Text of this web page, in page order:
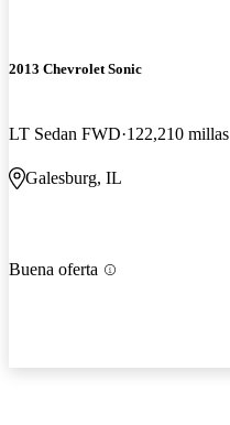
2013 Chevrolet Sonic
LT Sedan FWD 122,210 millas
Galesburg, IL
Buena oferta